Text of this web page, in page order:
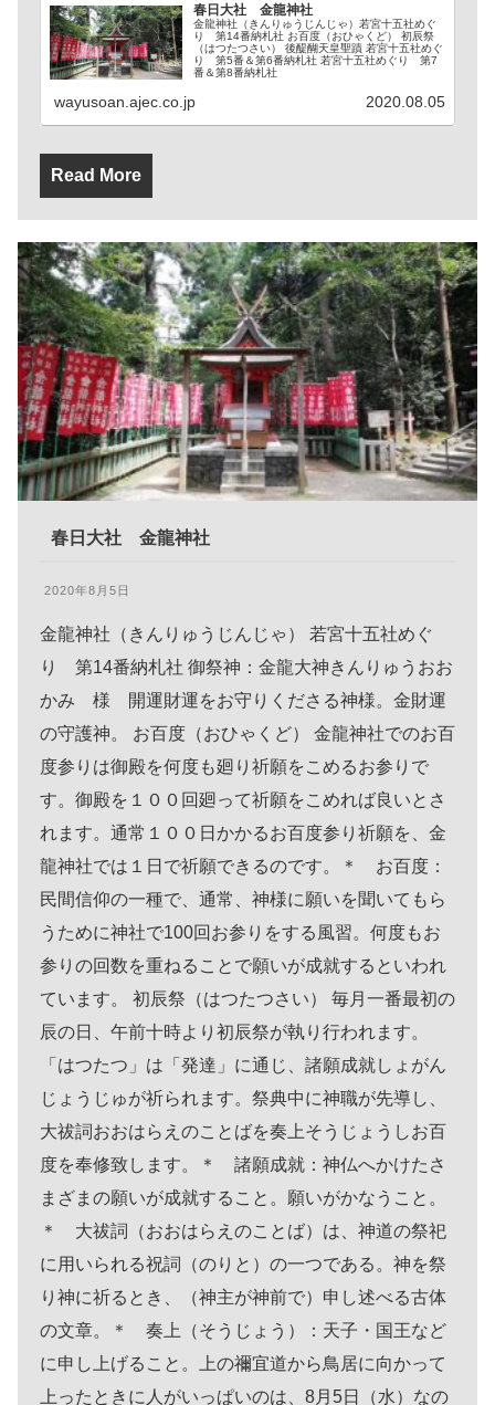
春日大社 金龍神社
金龍神社（きんりゅうじんじゃ）若宮十五社めぐ
り 第14番納札社 お百度（おひゃくど） 初辰祭
（はつたつさい） 後醍醐天皇聖蹟 若宮十五社めぐ
り 第5番＆第6番納札社 若宮十五社めぐり 第7
番＆第8番納札社
wayusoan.ajec.co.jp 2020.08.05
Read More
春日大社 金龍神社
2020年8月5日
金龍神社（きんりゅうじんじゃ） 若宮十五社めぐ
り 第14番納札社 御祭神：金龍大神きんりゅうおお
かみ 様 開運財運をお守りくださる神様。金財運
の守護神。 お百度（おひゃくど） 金龍神社でのお百
度参りは御殿を何度も廻り祈願をこめるお参りで
す。御殿を１００回廻って祈願をこめれば良いとさ
れます。通常１００日かかるお百度参り祈願を、金
龍神社では１日で祈願できるのです。＊ お百度：
民間信仰の一種で、通常、神様に願いを聞いてもら
うために神社で100回お参りをする風習。何度もお
参りの回数を重ねることで願いが成就するといわれ
ています。 初辰祭（はつたつさい） 毎月一番最初の
辰の日、午前十時より初辰祭が執り行われます。
「はつたつ」は「発達」に通じ、諸願成就しょがん
じょうじゅが祈られます。祭典中に神職が先導し、
大祓詞おおはらえのことばを奏上そうじょうしお百
度を奉修致します。＊ 諸願成就：神仏へかけたさ
まざまの願いが成就すること。願いがかなうこと。
＊ 大祓詞（おおはらえのことば）は、神道の祭祀
に用いられる祝詞（のりと）の一つである。神を祭
り神に祈るとき、（神主が神前で）申し述べる古体
の文章。＊ 奏上（そうじょう）：天子・国王など
に申し上げること。上の禰宜道から鳥居に向かって
上ったときに人がいっぱいのは、8月5日（水）なの